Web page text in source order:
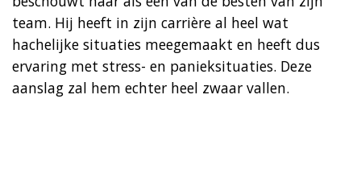
team. Hij heeft in zijn carrière al heel wat
hachelijke situaties meegemaakt en heeft dus
ervaring met stress- en panieksituaties. Deze
aanslag zal hem echter heel zwaar vallen.